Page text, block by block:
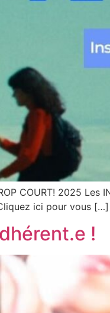
COURT! 2025
ici pour vous […]
!